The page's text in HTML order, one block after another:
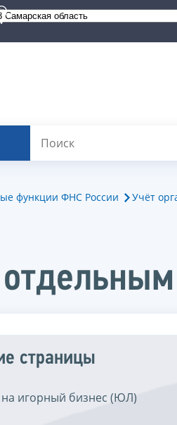
функции ФНС России Учёт
страницы
на игорный бизнес (ЮЛ)